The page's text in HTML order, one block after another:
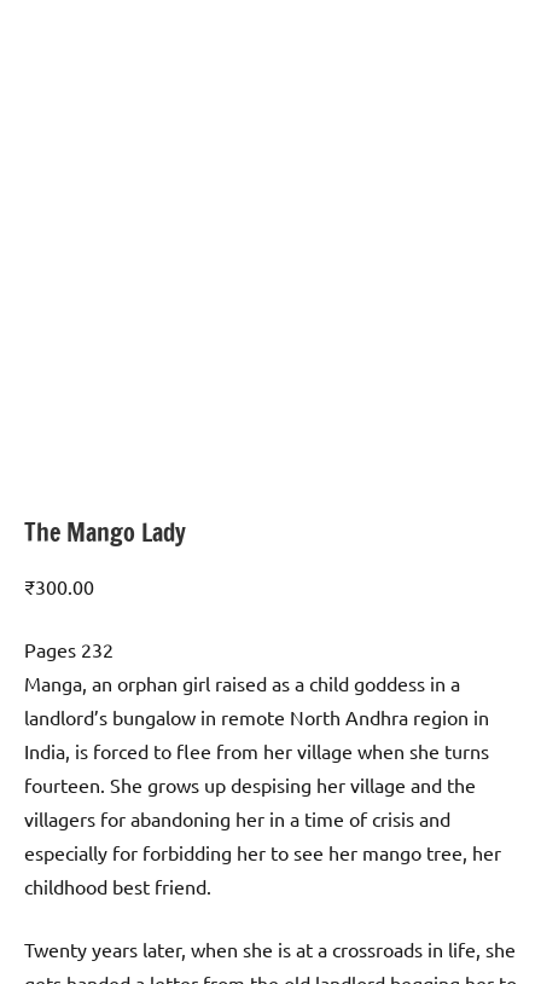
The Mango Lady
₹300.00
Pages 232
Manga, an orphan girl raised as a child goddess in a
landlord’s bungalow in remote North Andhra region in
India, is forced to flee from her village when she turns
fourteen. She grows up despising her village and the
villagers for abandoning her in a time of crisis and
especially for forbidding her to see her mango tree, her
childhood best friend.
Twenty years later, when she is at a crossroads in life, she